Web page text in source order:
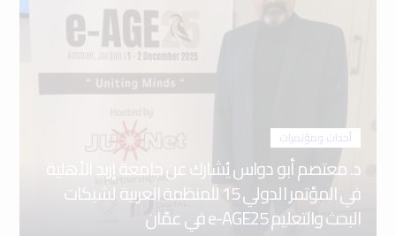
أحداث ومؤتمرات
د. معتصم أبو دواس يُشارك عن جامعة إربد الأهلية
في المؤتمر الدولي 15 للمنظمة العربية لشبكات
البحث والتعليم e-AGE25 في عمّان